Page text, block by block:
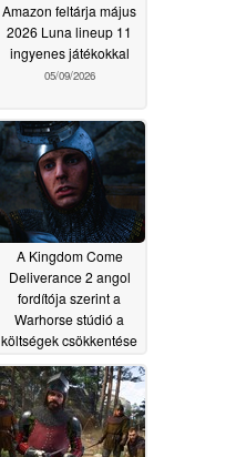
Amazon feltárja május
2026 Luna lineup 11
ingyenes játékokkal
05/09/2026
A Kingdom Come
Deliverance 2 angol
fordítója szerint a
Warhorse stúdió a
költségek csökkentése
őt mesterséges
intelligenciára: "Azt
mondták, hogy a
szerepem már elavult"